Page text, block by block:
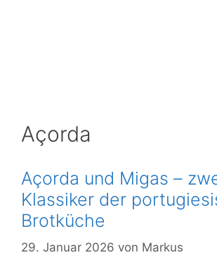
Açorda
Açorda und Migas –
Klassiker der
Brotküche
29. Januar 2026 von Markus